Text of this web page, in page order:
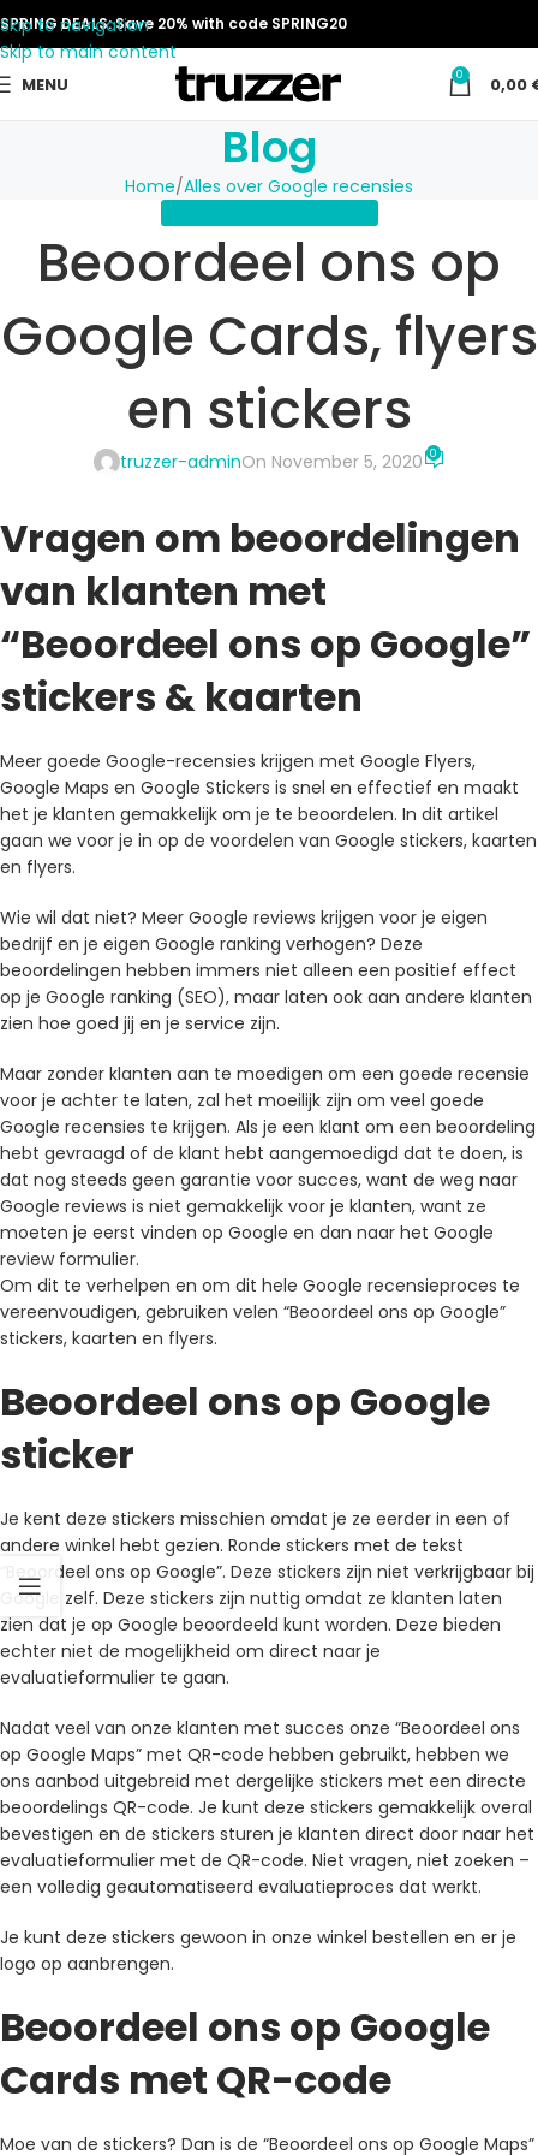
Skip to navigation
Skip to main content
SPRING DEALS: Save 20% with code SPRING20
MENU 0 0,00
Blog
Home Alles over Google recensies
Beoordeel ons op
Google Cards, flyers
en stickers
truzzer-adminOn November 5, 2020 0
Vragen om beoordelingen
van klanten met
“Beoordeel ons op Google”
stickers & kaarten
Meer goede Google-recensies krijgen met Google Flyers,
Google Maps en Google Stickers is snel en effectief en maakt
het je klanten gemakkelijk om je te beoordelen. In dit artikel
gaan we voor je in op de voordelen van Google stickers, kaarten
en flyers.
Wie wil dat niet? Meer Google reviews krijgen voor je eigen
bedrijf en je eigen Google ranking verhogen? Deze
beoordelingen hebben immers niet alleen een positief effect
op je Google ranking (SEO), maar laten ook aan andere klanten
zien hoe goed jij en je service zijn.
Maar zonder klanten aan te moedigen om een goede recensie
voor je achter te laten, zal het moeilijk zijn om veel goede
Google recensies te krijgen. Als je een klant om een beoordeling
hebt gevraagd of de klant hebt aangemoedigd dat te doen, is
dat nog steeds geen garantie voor succes, want de weg naar
Google reviews is niet gemakkelijk voor je klanten, want ze
moeten je eerst vinden op Google en dan naar het Google
review formulier.
Om dit te verhelpen en om dit hele Google recensieproces te
vereenvoudigen, gebruiken velen “Beoordeel ons op Google”
stickers, kaarten en flyers.
Beoordeel ons op Google
sticker
Je kent deze stickers misschien omdat je ze eerder in een of
andere winkel hebt gezien. Ronde stickers met de tekst
“Beoordeel ons op Google”. Deze stickers zijn niet verkrijgbaar bij
Google zelf. Deze stickers zijn nuttig omdat ze klanten laten
zien dat je op Google beoordeeld kunt worden. Deze bieden
echter niet de mogelijkheid om direct naar je
evaluatieformulier te gaan.
Nadat veel van onze klanten met succes onze “Beoordeel ons
op Google Maps” met QR-code hebben gebruikt, hebben we
ons aanbod uitgebreid met dergelijke stickers met een directe
beoordelings QR-code. Je kunt deze stickers gemakkelijk overal
bevestigen en de stickers sturen je klanten direct door naar het
evaluatieformulier met de QR-code. Niet vragen, niet zoeken –
een volledig geautomatiseerd evaluatieproces dat werkt.
Je kunt deze stickers gewoon in onze winkel bestellen en er je
logo op aanbrengen.
Beoordeel ons op Google
Cards met QR-code
Moe van de stickers? Dan is de “Beoordeel ons op Google Maps”